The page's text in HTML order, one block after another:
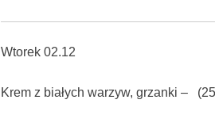
Wtorek 02.12
Krem z białych warzyw, grzanki –